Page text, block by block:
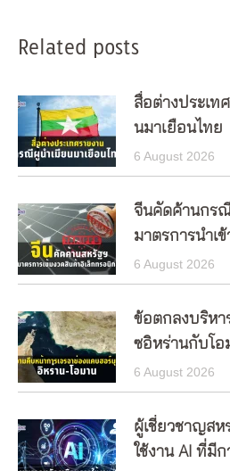
Related posts
สื่อต่างประเท
นมาเยือนไทย
6 August 2026
จีนคัดค้านกรณี
มาตรการนำเ
6 August 2026
ข้อตกลงบริหา
ซอิหร่านกับโ
6 August 2026
ผู้เชี่ยวชาญสห
ใช้งาน AI ที่มี